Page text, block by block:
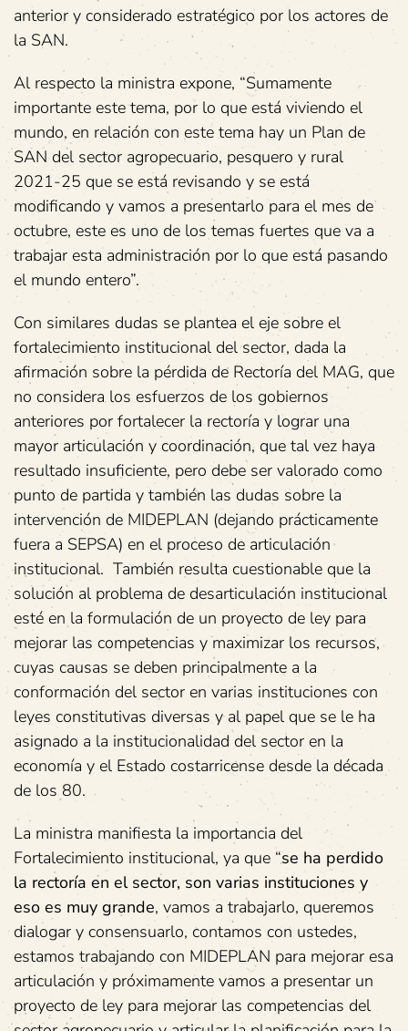
anterior y considerado estratégico por los actores de
la SAN.
Al respecto la ministra expone, “Sumamente
importante este tema, por lo que está viviendo el
mundo, en relación con este tema hay un Plan de
SAN del sector agropecuario, pesquero y rural
2021-25 que se está revisando y se está
modificando y vamos a presentarlo para el mes de
octubre, este es uno de los temas fuertes que va a
trabajar esta administración por lo que está pasando
el mundo entero”.
Con similares dudas se plantea el eje sobre el
fortalecimiento institucional del sector, dada la
afirmación sobre la pérdida de Rectoría del MAG, que
no considera los esfuerzos de los gobiernos
anteriores por fortalecer la rectoría y lograr una
mayor articulación y coordinación, que tal vez haya
resultado insuficiente, pero debe ser valorado como
punto de partida y también las dudas sobre la
intervención de MIDEPLAN (dejando prácticamente
fuera a SEPSA) en el proceso de articulación
institucional. También resulta cuestionable que la
solución al problema de desarticulación institucional
esté en la formulación de un proyecto de ley para
mejorar las competencias y maximizar los recursos,
cuyas causas se deben principalmente a la
conformación del sector en varias instituciones con
leyes constitutivas diversas y al papel que se le ha
asignado a la institucionalidad del sector en la
economía y el Estado costarricense desde la década
de los 80.
La ministra manifiesta la importancia del
Fortalecimiento institucional, ya que “se ha perdido
la rectoría en el sector, son varias instituciones y
eso es muy grande, vamos a trabajarlo, queremos
dialogar y consensuarlo, contamos con ustedes,
estamos trabajando con MIDEPLAN para mejorar esa
articulación y próximamente vamos a presentar un
proyecto de ley para mejorar las competencias del